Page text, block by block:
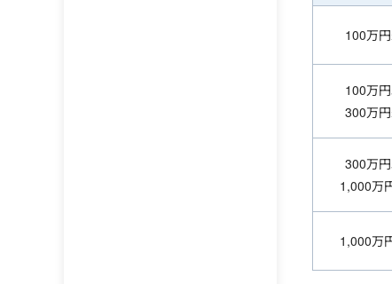
100万
100万
300万
300万
1,000万
1,000万